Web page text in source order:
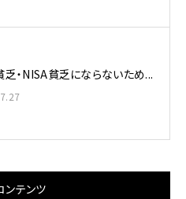
乏・NISA貧乏にならないため...
ンテンツ